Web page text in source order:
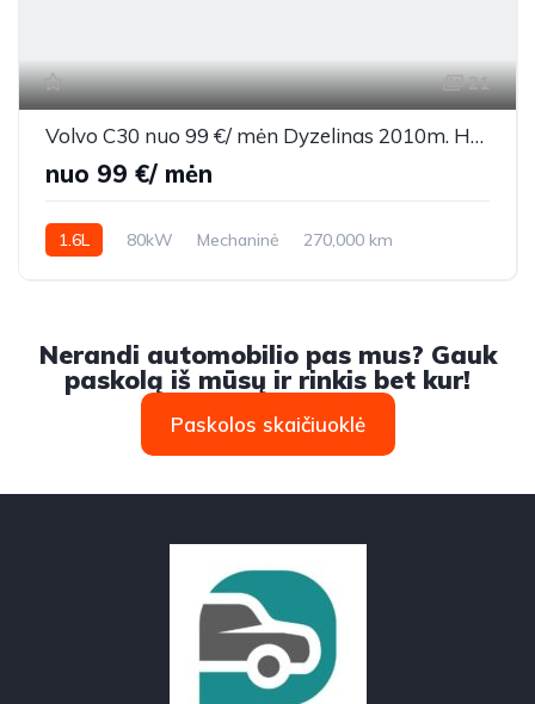
21
Volvo C30 nuo 99 €/ mėn Dyzelinas 2010m. Hečbekas Mechaninė
nuo 99 €/ mėn
1.6L 80kW Mechaninė
270,000 km
Nerandi automobilio pas mus? Gauk
paskolą iš mūsų ir rinkis bet kur!
Paskolos skaičiuoklė